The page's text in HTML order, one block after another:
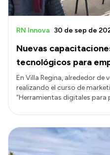
Convocatorias
Intranet
Login
Nuevas
tecnológicos para
RN Innova 30 de sep de
En Villa Regina, alrededor
realizando el curso de
“Herramientas digitales